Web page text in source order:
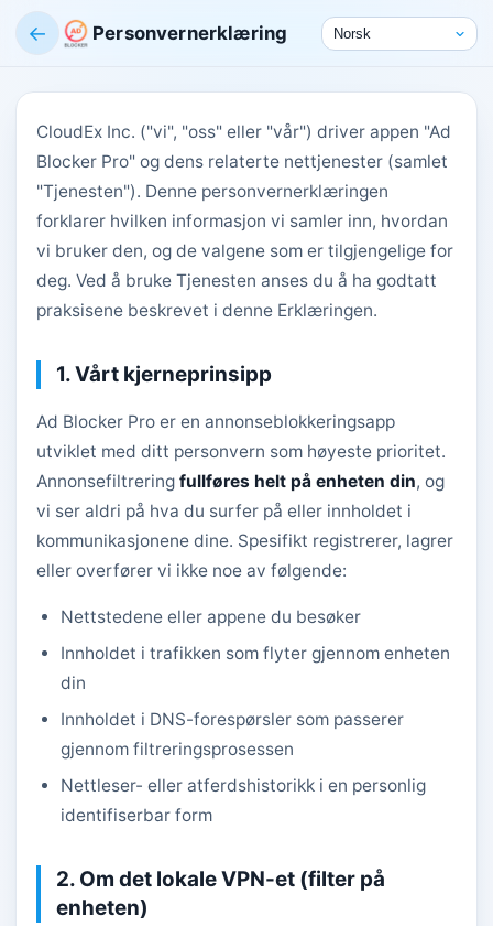
← Personvernerklæring
CloudEx Inc. ("vi", "oss" eller "vår") driver appen "Ad
Blocker Pro" og dens relaterte nettjenester (samlet
"Tjenesten"). Denne personvernerklæringen
forklarer hvilken informasjon vi samler inn, hvordan
vi bruker den, og de valgene som er tilgjengelige for
deg. Ved å bruke Tjenesten anses du å ha godtatt
praksisene beskrevet i denne Erklæringen.
1. Vårt kjerneprinsipp
Ad Blocker Pro er en annonseblokkeringsapp
utviklet med ditt personvern som høyeste prioritet.
Annonsefiltrering fullføres helt på enheten din, og
vi ser aldri på hva du surfer på eller innholdet i
kommunikasjonene dine. Spesifikt registrerer, lagrer
eller overfører vi ikke noe av følgende:
Nettstedene eller appene du besøker
Innholdet i trafikken som flyter gjennom enheten
din
Innholdet i DNS-forespørsler som passerer
gjennom filtreringsprosessen
Nettleser- eller atferdshistorikk i en personlig
identifiserbar form
2. Om det lokale VPN-et (filter på
enheten)